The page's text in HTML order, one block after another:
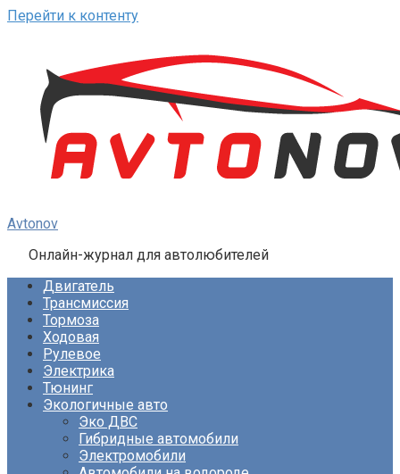
Перейти к контенту
Avtonov
Онлайн-журнал для автолюбителей
Двигатель
Трансмиссия
Тормоза
Ходовая
Рулевое
Электрика
Тюнинг
Экологичные авто
Эко ДВС
Гибридные автомобили
Электромобили